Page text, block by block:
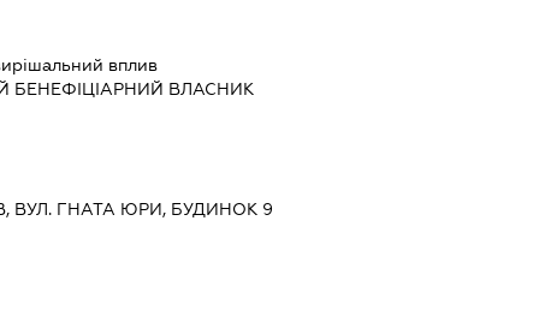
вплив
БЕНЕФІЦІАРНИЙ ВЛАСНИК
ВУЛ. ГНАТА ЮРИ, БУДИНОК 9